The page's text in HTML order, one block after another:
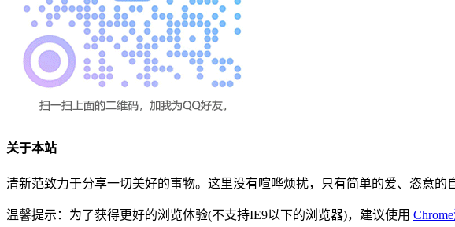
关于本站
清新范致力于分享一切美好的事物。这里没有喧哗烦扰，只有简单的爱、恣意
温馨提示：为了获得更好的浏览体验(不支持IE9以下的浏览器)，建议使用